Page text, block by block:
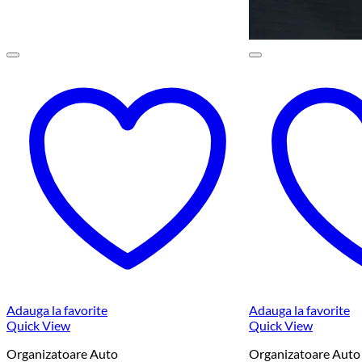
Adauga la favorite
Quick View
Organizatoare Auto
Adauga la favorite
Quick View
Organizatoare Auto